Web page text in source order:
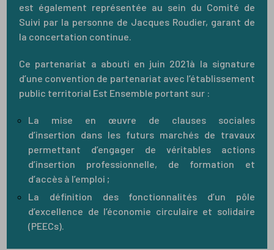
est également représentée au sein du Comité de
Suivi par la personne de Jacques Roudier, garant de
la concertation continue.
Ce partenariat a abouti en juin 2021à la signature
d’une convention de partenariat avec l’établissement
public territorial Est Ensemble portant sur :
La mise en œuvre de clauses sociales
d’insertion dans les futurs marchés de travaux
permettant d’engager de véritables actions
d’insertion professionnelle, de formation et
d’accès à l’emploi ;
La définition des fonctionnalités d’un pôle
d’excellence de l’économie circulaire et solidaire
(PEECs).